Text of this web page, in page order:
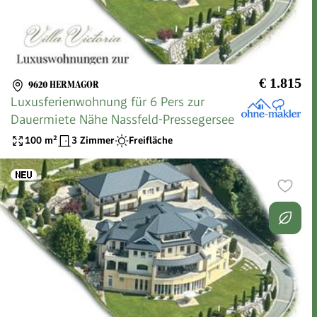
9620 HERMAGOR € 1.815
Luxusferienwohnung für 6 Pers zur
Dauermiete Nähe Nassfeld-Pressegersee
100 m² 3 Zimmer Freifläche